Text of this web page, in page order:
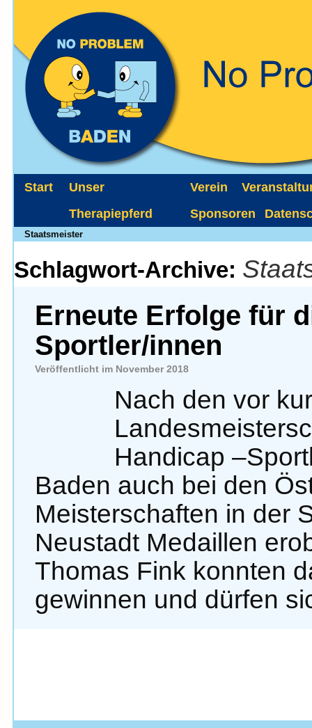
Start
Unser
Therapiepferd
Verein
Sponsoren
Staatsmeister
Schlagwort-Archive:
Erneute Erfolge für
Sportler/innen
Veröffentlicht im November 2018
Nach den vor
Handicap
Baden auch bei den
Meisterschaften in der
Neustadt Medaillen
Thomas Fink konnten
gewinnen und dürfen